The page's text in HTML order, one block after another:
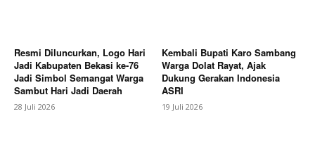
Resmi Diluncurkan, Logo Hari
Jadi Kabupaten Bekasi ke-76
Jadi Simbol Semangat Warga
Sambut Hari Jadi Daerah
28 Juli 2026
Kembali Bupati Karo Sambang
Warga Dolat Rayat, Ajak
Dukung Gerakan Indonesia
ASRI
19 Juli 2026